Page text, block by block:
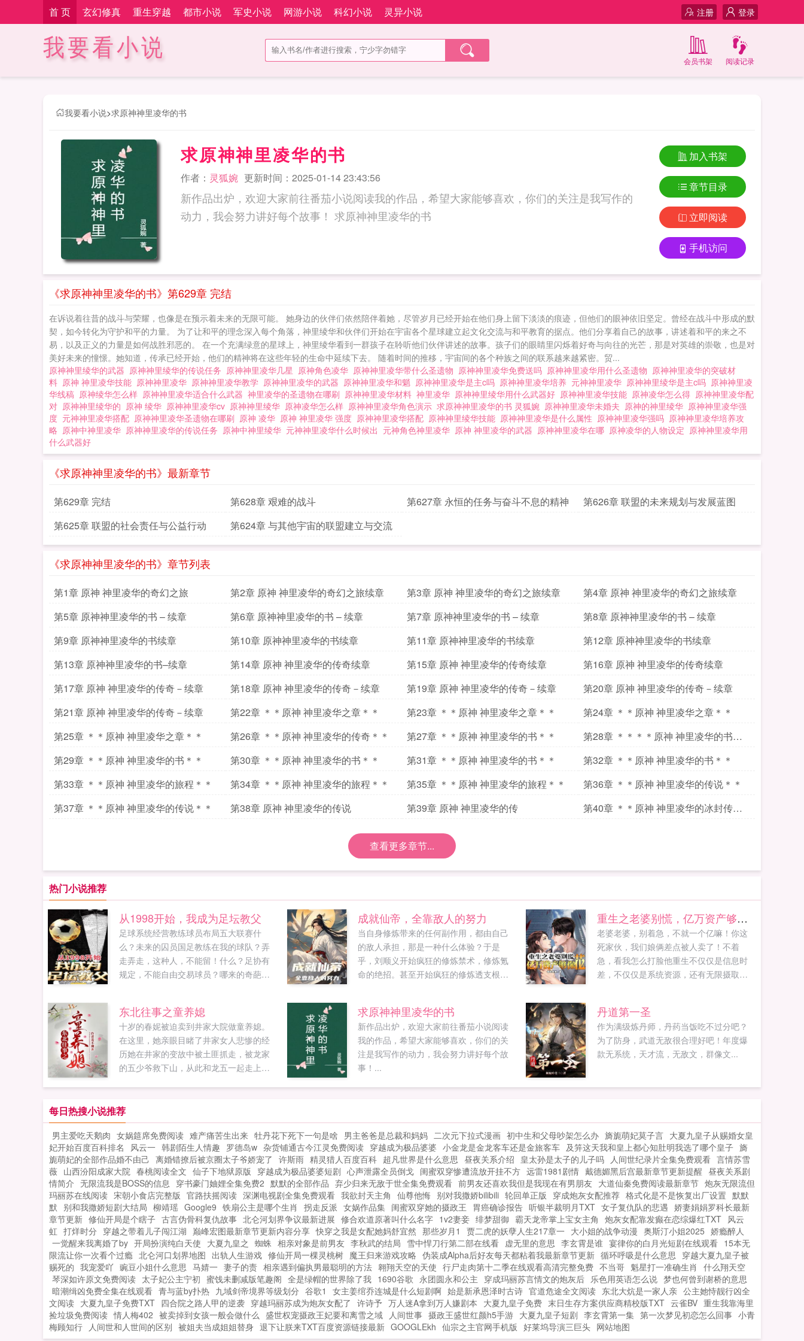
首 页 玄幻修真 重生穿越 都市小说 军史小说 网游小说 科幻小说 灵异小说 登录
注册
我要看小说 阅读记录
会员书架
我要看小说>求原神神里凌华的书
求原神神里凌华的书
作者： 灵狐婉 更新时间：2025-01-14 23:43:56
新作品出炉，欢迎大家前往番茄小说阅读我的作品，希望大家能够喜欢，你们的关注是我写作的
动力，我会努力讲好每个故事！ 求原神神里凌华的书
加入书架
章节目录
立即阅读
手机访问
《求原神神里凌华的书》第629章 完结
在诉说着往昔的战斗与荣耀，也像是在预示着未来的无限可能。 她身边的伙伴们依然陪伴着她，尽管岁月已经开始在他们身上留下淡淡的痕迹，但他们的眼神依旧坚定。曾经在战斗中形成的默
契，如今转化为守护和平的力量。 为了让和平的理念深入每个角落，神里绫华和伙伴们开始在宇宙各个星球建立起文化交流与和平教育的据点。他们分享着自己的故事，讲述着和平的来之不
易，以及正义的力量是如何战胜邪恶的。 在一个充满绿意的星球上，神里绫华看到一群孩子在聆听他们伙伴讲述的故事。孩子们的眼睛里闪烁着好奇与向往的光芒，那是对英雄的崇敬，也是对
美好未来的憧憬。她知道，传承已经开始，他们的精神将在这些年轻的生命中延续下去。 随着时间的推移，宇宙间的各个种族之间的联系越来越紧密。贸...
原神神里绫华的武器 原神神里绫华的传说任务 原神神里凌华几星 原神角色凌华 原神神里凌华带什么圣遗物 原神神里凌华免费送吗 原神神里凌华用什么圣遗物 原神神里凌华的突破材
料 原神 神里凌华技能 原神神里凌华 原神神里凌华教学 原神神里凌华的武器 原神神里凌华和魈 原神神里凌华是主c吗 原神神里凌华培养 元神神里凌华 原神神里绫华是主c吗 原神神里凌
华线稿 原神绫华怎么样 原神神里凌华适合什么武器 神里凌华的圣遗物在哪刷 原神神里凌华材料 神里凌华 原神神里绫华用什么武器好 原神神里凌华技能 原神凌华怎么得 原神神里凌华配
对 原神神里绫华的 原神 绫华 原神神里凌华cv 原神神里绫华 原神凌华怎么样 原神神里凌华角色演示 求原神神里凌华的书 灵狐婉 原神神里凌华未婚夫 原神的神里绫华 原神神里凌华强
度 元神神里凌华搭配 原神神里凌华圣遗物在哪刷 原神 凌华 原神 神里凌华 强度 原神神里凌华搭配 原神神里绫华技能 原神神里凌华是什么属性 原神神里凌华强吗 原神神里凌华培养攻
略 原神中神里凌华 原神神里凌华的传说任务 原神中神里绫华 元神神里凌华什么时候出 元神角色神里凌华 原神 神里凌华的武器 原神神里凌华在哪 原神凌华的人物设定 原神神里凌华用
什么武器好
《求原神神里凌华的书》最新章节
第629章 完结 第628章 艰难的战斗 第627章 永恒的任务与奋斗不息的精神
第626章 联盟的未来规划与发展蓝图
第625章 联盟的社会责任与公益行动
第624章 与其他宇宙的联盟建立与交流
《求原神神里凌华的书》章节列表
第1章 原神 神里凌华的奇幻之旅 第2章 原神 神里凌华的奇幻之旅续章 第3章 原神 神里凌华的奇幻之旅续章
第4章 原神 神里凌华的奇幻之旅续章
第5章 原神神里凌华的书 – 续章
第6章 原神神里凌华的书 – 续章 第7章 原神神里凌华的书 – 续章
第8章 原神神里凌华的书 – 续章
第9章 原神神里凌华的书续章
第10章 原神神里凌华的书续章 第11章 原神神里凌华的书续章
第12章 原神神里凌华的书续章
第13章 原神神里凌华的书–续章
第14章 原神 神里凌华的传奇续章 第15章 原神 神里凌华的传奇续章
第16章 原神 神里凌华的传奇续章
第17章 原神 神里凌华的传奇－续章
第18章 原神 神里凌华的传奇－续章 第19章 原神 神里凌华的传奇－续章
第20章 原神 神里凌华的传奇－续章
第21章 原神 神里凌华的传奇－续章
第22章 ＊＊原神 神里凌华之章＊＊ 第23章 ＊＊原神 神里凌华之章＊＊
第24章 ＊＊原神 神里凌华之章＊＊
第25章 ＊＊原神 神里凌华之章＊＊
第26章 ＊＊原神 神里凌华的传奇＊＊ 第27章 ＊＊原神 神里凌华的书＊＊
第28章 ＊＊＊＊原神 神里凌华的书＊
＊＊＊
第29章 ＊＊原神 神里凌华的书＊＊ 第30章 ＊＊原神 神里凌华的书＊＊ 第31章 ＊＊原神 神里凌华的书＊＊
第32章 ＊＊原神 神里凌华的书＊＊
第33章 ＊＊原神 神里凌华的旅程＊＊
第34章 ＊＊原神 神里凌华的旅程＊＊ 第35章 ＊＊原神 神里凌华的旅程＊＊
第36章 ＊＊原神 神里凌华的传说＊＊
第37章 ＊＊原神 神里凌华的传说＊＊
第38章 原神 神里凌华的传说 第39章 原神 神里凌华的传
第40章 ＊＊原神 神里凌华的冰封传说
查看更多章节...
热门小说推荐
从1998开始，我成为足坛教父
足球系统经营教练球员布局五大联赛什
么？未来的囚员国足教练在我的球队？弄
走弄走，这种人，不能留！什么？足协有
规定，不能自由交易球员？哪来的奇葩规
年后，龙国足球人见人欺，假球黑哨不
断，整个足球体系即将崩坏。秦风怒了！
我绝不能让这种事情发生！我，要翻了龙
国足坛的天！...
成就仙帝，全靠敌人的努力
当自身修炼带来的任何副作用，都由自己
的敌人承担，那是一种什么体验？于是
乎，刘顺义开始疯狂的修炼禁术，修炼氪
命的绝招。甚至开始疯狂的修炼透支根基
效果，都是敌人承担。不仅如此，还能借
敌人的修炼天赋修炼。什么，你说你要与
我为敌？还是百年难得一遇的天才？那我
可就兴奋了！等等我的敌人，我还没有修
炼成这个烧血的技能，你不能死！...
重生之老婆别慌，亿万资产够你花
老婆老婆，别着急，不就一个亿嘛！你这
死家伙，我们娘俩差点被人卖了！不着
急，看我怎么打脸他重生不仅仅是信息时
差，不仅仅是系统资源，还有无限摄取的
在眼里我就不信亿万财富砸不翻你！魂穿
带着无限超前点子换财富，这个想法可是
爽到家了！...
东北往事之童养媳
十岁的春妮被迫卖到井家大院做童养媳。
在这里，她亲眼目睹了井家女人悲惨的经
历她在井家的变故中被土匪抓走，被龙家
的五少爷救下山，从此和龙五一起走上抗
求原神神里凌华的书
新作品出炉，欢迎大家前往番茄小说阅读
我的作品，希望大家能够喜欢，你们的关
注是我写作的动力，我会努力讲好每个故
事！...
丹道第一圣
作为满级炼丹师，丹药当饭吃不过分吧？
为了防身，武道无敌很合理好吧！年度爆
款无系统，天才流，无敌文，群像文...
每日热搜小说推荐
男主爱吃天鹅肉 女娲筵席免费阅读 难产痛苦生出来 牡丹花下死下一句是啥 男主爸爸是总裁和妈妈 二次元下拉式漫画 初中生和父母吵架怎么办 旖旎萌妃莫子言 大夏九皇子从赐婚女皇
妃开始百度百科排名
风云一 韩剧陌生人情趣 罗德岛w 杂货铺通古今江灵免费阅读 穿越成为极品婆婆 小金龙是金龙客车还是金旅客车 及笄这天我和皇上都心知肚明我选了哪个皇子 旖
旎萌妃的全部作品婚不由己 离婚错撩后被京圈太子爷娇宠了 许斯雨 精灵猎人百度百科 超凡世界是什么意思 昼夜关系介绍 皇太孙是太子的儿子吗 人间世纪录片全集免费观看 言情苏雪
薇 山西汾阳成家大院 春桃阅读全文 仙子下地狱原版 穿越成为极品婆婆短剧 心声泄露全员倒戈 闺蜜双穿惨遭流放开挂不方 远雷1981剧情 戴德媚黑后宫最新章节更新提醒 昼夜关系剧
情简介 无限流我是BOSS的信息 穿书豪门妯娌全集免费2 默默的全部作品 弃少归来无敌于世全集免费观看 前男友还喜欢我但是我现在有男朋友 大道仙秦免费阅读最新章节 炮灰无限流但
玛丽苏在线阅读 宋朝小食店完整版 官路扶摇阅读 深渊电视剧全集免费观看 我欲封天主角 仙尊他悔 别对我撒娇bilibili 轮回单正版 穿成炮灰女配推荐 格式化是不是恢复出厂设置 默默
默 别和我撒娇短剧大结局 柳靖瑶 Google9 铁扇公主是哪个生肖 拐走反派 女娲作品集 闺蜜双穿她的摄政王 胃癌确诊报告 听银半裁明月TXT 女子复仇队的悲遇 娇妻娟娟罗科长最新
章节更新 修仙开局是个瞎子 古言伪骨科复仇故事 北仑河划界争议最新进展 修合欢道原著叫什么名字 1v2妻妾 绯梦甜御 霸天龙帝掌上宝女主角 炮灰女配靠发癫在恋综爆红TXT 风云
虹 打烊时分 穿越之带着儿子闯江湖 巅峰宏图最新章节更新内容分享 快穿之我是女配她妈舒宜然 那些岁月1 贾二虎的妖孽人生217章一 大小姐的战争动漫 奥斯汀小姐2025 娇瘾醉人
一觉醒来我离婚了by 开局扮演纯白天使 大夏九皇之 蜘蛛 相亲对象是前男友 李秋武的结局 雪中悍刀行第二部在线看 虚无里的意思 李玄霄是谁 宴律你的白月光短剧在线观看 15本无
限流让你一次看个过瘾 北仑河口划界地图 出轨人生游戏 修仙开局一棵灵桃树 魔王归来游戏攻略 伪装成Alpha后好友每天都粘着我最新章节更新 循环呼吸是什么意思 穿越大夏九皇子被
赐死的 我宠爱吖 豌豆小姐什么意思 马婧一 妻子的责 相亲遇到偏执男最聪明的方法 翱翔天空的天使 行尸走肉第十二季在线观看高清完整免费 不当哥 魁星打一准确生肖 什么翔天空
琴深如许原文免费阅读 太子妃公主宁初 蜜饯未删减版笔趣阁 全是绿帽的世界除了我 1690谷歌 永团圆永和公主 穿成玛丽苏言情文的炮灰后 乐色用英语怎么说 梦也何曾到谢桥的意思
暗潮缉凶免费全集在线观看 青与蓝by扑热 九域剑帝境界等级划分 谷歌1 女主姜绾乔连城是什么短剧啊 始是新承恩泽时古诗 官道危途全文阅读 东北大炕是一家人亲 公主她恃靓行凶全
文阅读 大夏九皇子免费TXT 四合院之路人甲的逆袭 穿越玛丽苏成为炮灰女配了 许诗予 万人迷A拿到万人嫌剧本 大夏九皇子免费 末日生存方案供应商精校版TXT 云雀BV 重生我靠海里
捡垃圾免费阅读 情人梅402 被卖掉到女孩一般会做什么 盛世权宠摄政王妃要和离雪之域 人间世事 摄政王盛世红颜h5手游 大夏九皇子短剧 李玄霄第一集 第一次梦见初恋怎么回事 小青
梅顾知行 人间世和人世间的区别 被姐夫当成姐姐替身 退下让朕来TXT百度资源链接最新 GOOGLEkh 仙宗之主官网手机版 好莱坞导演三巨头 网站地图